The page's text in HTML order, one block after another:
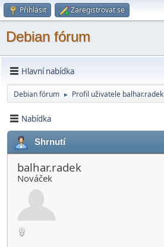
Přihlásit Zaregistrovat se
Debian fórum
Hlavní nabídka
Debian fórum ► Profil uživatele balhar.radek
Nabídka
Shrnutí
balhar.radek
Nováček